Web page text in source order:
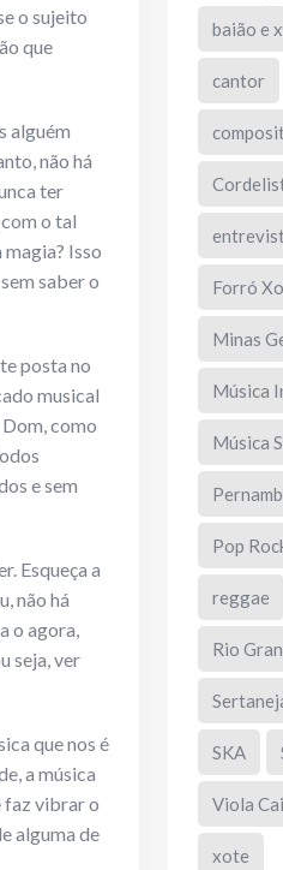
o sujeito
que
alguém
não há
ter
o tal
Isso
saber o
posta no
musical
como
e sem
Esqueça a
não há
o agora,
seja, ver
que nos é
a música
faz vibrar o
alguma de
baião e
cantor
Forró
Minas
Música
Música
Pop
reggae
Rio
SKA
Viola
xote